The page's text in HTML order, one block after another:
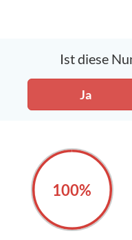
Ist diese
Ja
100%